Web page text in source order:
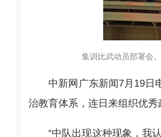
集训比武动员部署会
中新网广东新闻7月19日电
治教育体系，连日来组织优秀
“中队出现这种现象，我认